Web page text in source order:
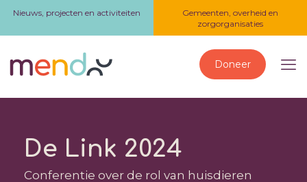
Nieuws, projecten en activiteiten
Gemeenten, overheid en
zorgorganisaties
Doneer
De Link 2024
Conferentie over de rol van huisdieren